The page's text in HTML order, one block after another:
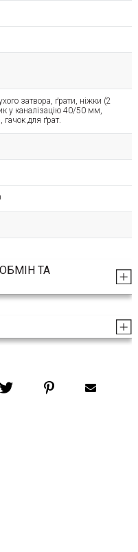
затвора, ґрати, ніжки (2
у каналізацію 40/50 мм,
гачок для ґрат.
ТА